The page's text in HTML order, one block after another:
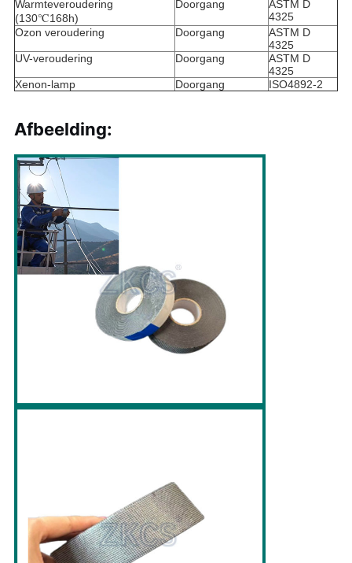
Warmteveroudering
(130℃168h)
Doorgang
ASTM D
4325
Ozon veroudering
Doorgang
ASTM D
4325
UV-veroudering
Doorgang
ASTM D
4325
Xenon-lamp
Doorgang ISO4892-2
Afbeelding: